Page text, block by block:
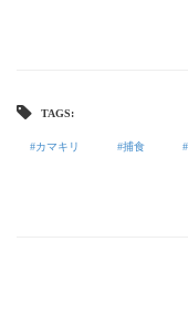
TAGS:
カマキリ 捕食